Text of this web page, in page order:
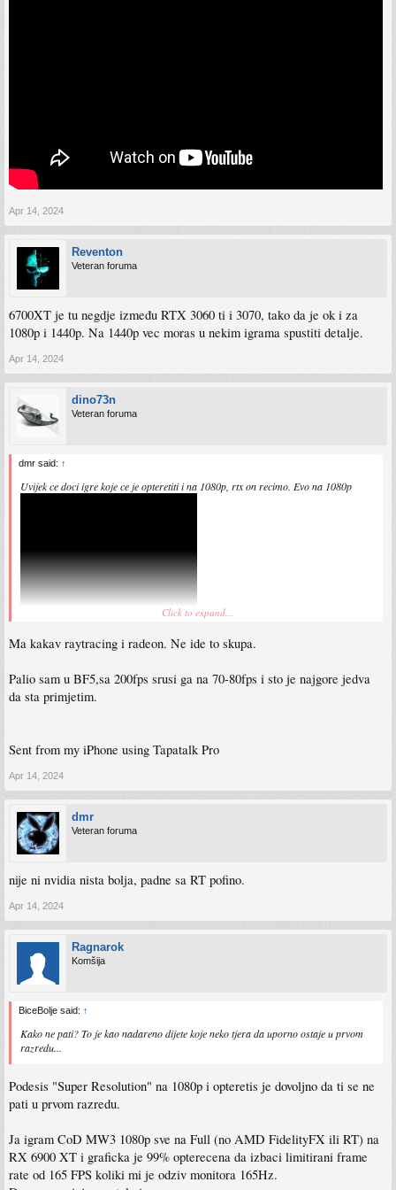
Apr 14, 2024
Reventon
Veteran foruma
6700XT je tu negdje između RTX 3060 ti i 3070, tako da je ok i za
1080p i 1440p. Na 1440p vec moras u nekim igrama spustiti detalje.
Apr 14, 2024
dino73n
Veteran foruma
dmr said: ↑
Uvijek ce doci igre koje ce je opteretiti i na 1080p, rtx on recimo. Evo na 1080p
Click to expand...
Ma kakav raytracing i radeon. Ne ide to skupa.
Palio sam u BF5,sa 200fps srusi ga na 70-80fps i sto je najgore jedva
da sta primjetim.
Sent from my iPhone using Tapatalk Pro
Apr 14, 2024
dmr
Veteran foruma
nije ni nvidia nista bolja, padne sa RT pofino.
Apr 14, 2024
Ragnarok
Komšija
BiceBolje said: ↑
Kako ne pati? To je kao nadareno dijete koje neko tjera da uporno ostaje u prvom
razredu...
Podesis "Super Resolution" na 1080p i opteretis je dovoljno da ti se ne
pati u prvom razredu.
Ja igram CoD MW3 1080p sve na Full (no AMD FidelityFX ili RT) na
RX 6900 XT i graficka je 99% opterecena da izbaci limitirani frame
rate od 165 FPS koliki mi je odziv monitora 165Hz.